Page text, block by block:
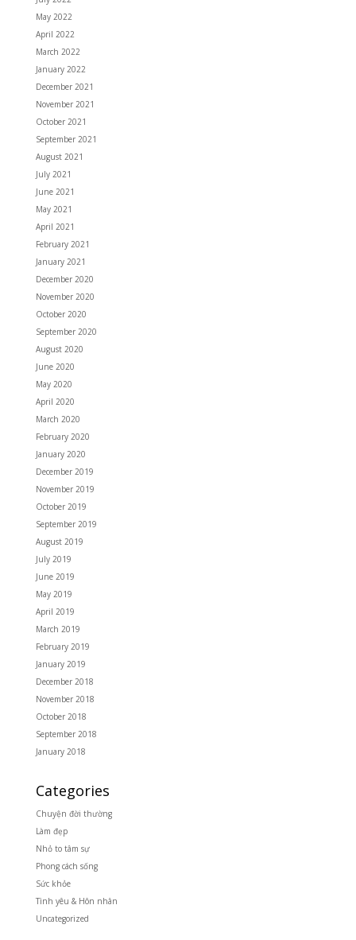
May 2022
April 2022
March 2022
January 2022
December 2021
November 2021
October 2021
September 2021
August 2021
July 2021
June 2021
May 2021
April 2021
February 2021
January 2021
December 2020
November 2020
October 2020
September 2020
August 2020
June 2020
May 2020
April 2020
March 2020
February 2020
January 2020
December 2019
November 2019
October 2019
September 2019
August 2019
July 2019
June 2019
May 2019
April 2019
March 2019
February 2019
January 2019
December 2018
November 2018
October 2018
September 2018
January 2018
Categories
Chuyện đời thường
Làm đẹp
Nhỏ to tâm sự
Phong cách sống
Sức khỏe
Tình yêu & Hôn nhân
Uncategorized